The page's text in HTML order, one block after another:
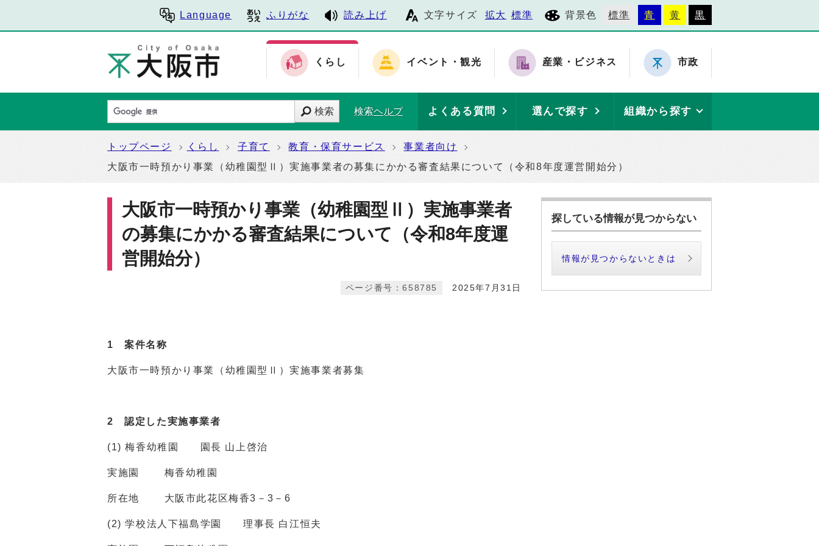
Language ふりがな 読み上げ 文字サイズ 拡大 標準 背景色 標準 青 黄 黒
くらし イベント・観光 産業・ビジネス 市政
検索 検索ヘルプ よくある質問 選んで探す 組織から探す
トップページ くらし 子育て 教育・保育サービス
事業者向け
大阪市一時預かり事業（幼稚園型Ⅱ）実施事業者の募集にかかる審査結果について（令和8年度運営開始分）
大阪市一時預かり事業（幼稚園型Ⅱ）実施事業者
の募集にかかる審査結果について（令和8年度運
営開始分）
2025年7月31日
ページ番号：658785
1 案件名称
大阪市一時預かり事業（幼稚園型Ⅱ）実施事業者募集
2 認定した実施事業者
(1) 梅香幼稚園 園長 山上啓治
実施園 梅香幼稚園
所在地 大阪市此花区梅香3－3－6
(2) 学校法人下福島学園 理事長 白江恒夫
探している情報が見つからない
情報が見つからないときは